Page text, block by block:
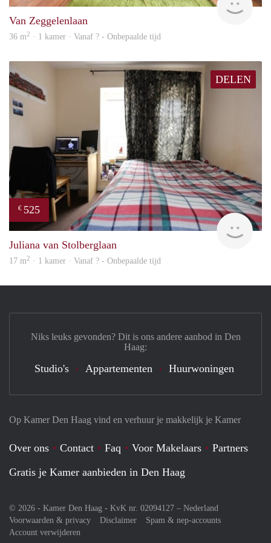
Van Zeggelenlaan
36 m2 · 1 kamer · Vanaf ? - Onbepaalde tijd
DELEN
€ 525
rent
Juliana van Stolberglaan
17 m2 · 1 kamer · Vanaf ? - Onbepaalde tijd
Op Kamer Den Haag vind en verhuur je makkelijk je Kamer
Over ons Contact Faq Voor Makelaars
Partners
Gratis je Kamer aanbieden in Den Haag
© 2026 - Kamer Den Haag - KvK nr. 02094127 – Nederland
Voorwaarden & privacy
Disclaimer
Spam & nep-accounts
Account verwijderen
Niks leuks gevonden? Dit is ons andere aanbod in Den
Haag:
Studio's Appartementen Huurwoningen